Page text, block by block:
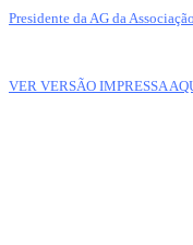
Presidente da AG da
VER VERSÃO IMPRESSA